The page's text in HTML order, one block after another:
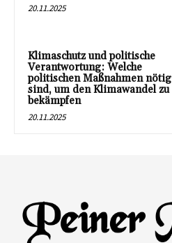
20.11.2025
Klimaschutz und politische
Verantwortung: Welche
politischen Maßnahmen nötig
sind, um den Klimawandel zu
bekämpfen
20.11.2025